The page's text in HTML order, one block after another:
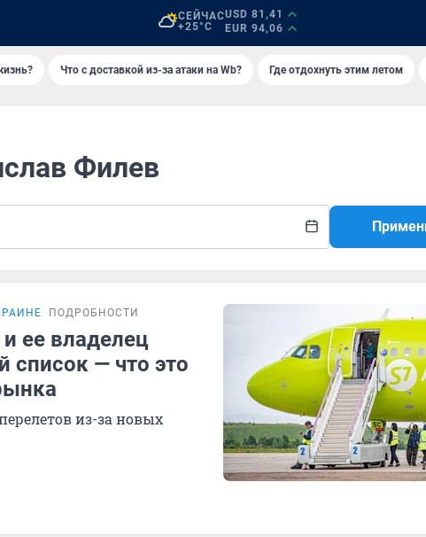
СЕЙЧАС
+25°C
USD 81,41
EUR 94,06
Что с доставкой из-за атаки на Wb? Где отдохнуть этим летом
Филев
ПОДРОБНОСТИ
ее владелец
список — что это
из-за новых